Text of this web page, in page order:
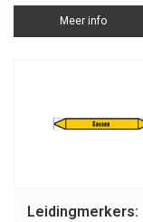
Meer info
Leidingmerkers: